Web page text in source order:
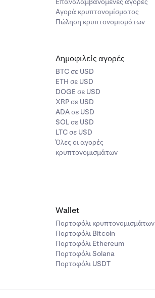
Αγορά κρυπτονομίσματος
Πώληση κρυπτονομισμάτων
Δημοφιλείς αγορές
BTC σε USD
ETH σε USD
DOGE σε USD
XRP σε USD
ADA σε USD
SOL σε USD
LTC σε USD
Όλες οι αγορές
κρυπτονομισμάτων
Wallet
Πορτοφόλι κρυπτονομισμάτων
Πορτοφόλι Bitcoin
Πορτοφόλι Ethereum
Πορτοφόλι Solana
Πορτοφόλι USDT